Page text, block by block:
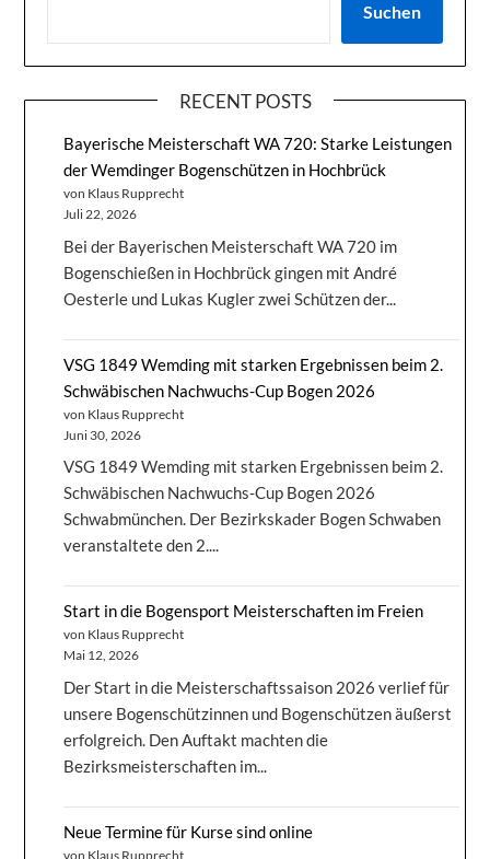
Suchen
RECENT POSTS
Bayerische Meisterschaft WA 720: Starke Leistungen
der Wemdinger Bogenschützen in Hochbrück
von Klaus Rupprecht
Juli 22, 2026
Bei der Bayerischen Meisterschaft WA 720 im
Bogenschießen in Hochbrück gingen mit André
Oesterle und Lukas Kugler zwei Schützen der...
VSG 1849 Wemding mit starken Ergebnissen beim 2.
Schwäbischen Nachwuchs-Cup Bogen 2026
von Klaus Rupprecht
Juni 30, 2026
VSG 1849 Wemding mit starken Ergebnissen beim 2.
Schwäbischen Nachwuchs-Cup Bogen 2026
Schwabmünchen. Der Bezirkskader Bogen Schwaben
veranstaltete den 2....
Start in die Bogensport Meisterschaften im Freien
von Klaus Rupprecht
Mai 12, 2026
Der Start in die Meisterschaftssaison 2026 verlief für
unsere Bogenschützinnen und Bogenschützen äußerst
erfolgreich. Den Auftakt machten die
Bezirksmeisterschaften im...
Neue Termine für Kurse sind online
von Klaus Rupprecht